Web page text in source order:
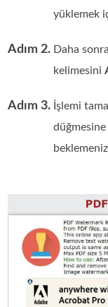
yüklemek
Adım 2. Daha
kelimesini
Adım 3. İşlemi
düğmesine